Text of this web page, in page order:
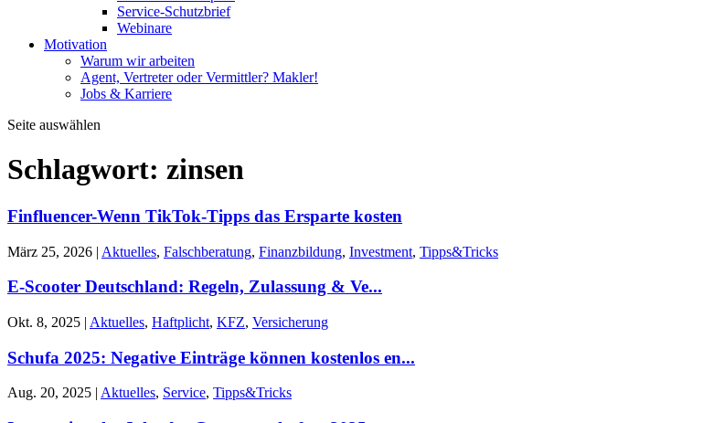
Service-Schutzbrief
Webinare
Motivation
Warum wir arbeiten
Agent, Vertreter oder Vermittler? Makler!
Jobs & Karriere
Seite auswählen
Schlagwort: zinsen
Finfluencer-Wenn TikTok-Tipps das Ersparte kosten
März 25, 2026 | Aktuelles, Falschberatung, Finanzbildung, Investment, Tipps&Tricks
E-Scooter Deutschland: Regeln, Zulassung & Ve...
Okt. 8, 2025 | Aktuelles, Haftplicht, KFZ, Versicherung
Schufa 2025: Negative Einträge können kostenlos en...
Aug. 20, 2025 Aktuelles, Service, Tipps&Tricks